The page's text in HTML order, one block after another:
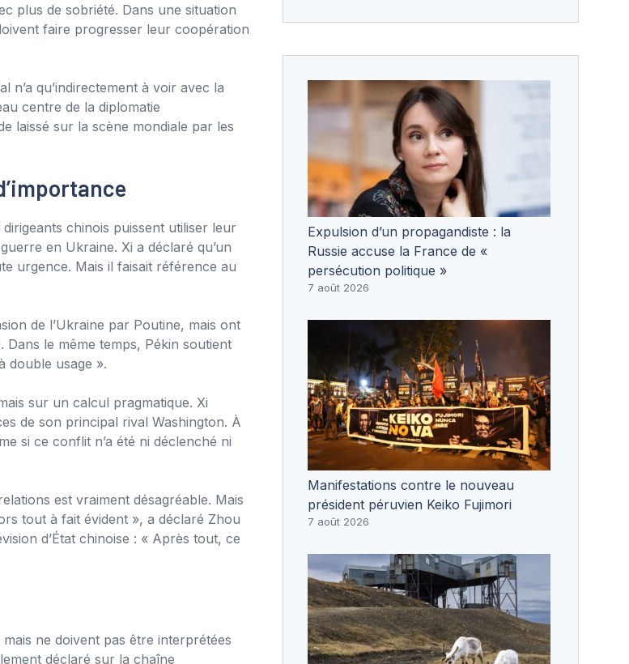
plus de sobriété. Dans une situation
faire progresser leur coopération
n’a qu’indirectement à voir avec la
centre de la diplomatie
laissé sur la scène mondiale par les
chinois puissent utiliser leur
en Ukraine. Xi a déclaré qu’un
urgence. Mais il faisait référence au
de l’Ukraine par Poutine, mais ont
Dans le même temps, Pékin soutient
double usage ».
sur un calcul pragmatique. Xi
de son principal rival Washington. À
si ce conflit n’a été ni déclenché ni
est vraiment désagréable. Mais
tout à fait évident », a déclaré Zhou
d’État chinoise : « Après tout, ce
ne doivent pas être interprétées
déclaré sur la chaîne
Expulsion d’un propagandiste : la
Russie accuse la France de «
persécution politique »
7 août 2026
Manifestations contre le nouveau
président péruvien Keiko Fujimori
7 août 2026